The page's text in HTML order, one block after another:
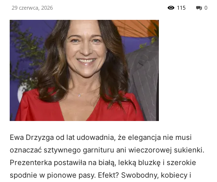
29 czerwca, 2026 0
115
Ewa Drzyzga od lat udowadnia, że elegancja nie musi
oznaczać sztywnego garnituru ani wieczorowej sukienki.
Prezenterka postawiła na białą, lekką bluzkę i szerokie
spodnie w pionowe pasy. Efekt? Swobodny, kobiecy i